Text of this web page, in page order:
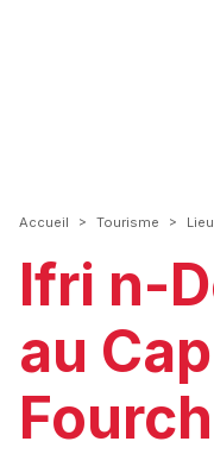
Accueil > Tourisme >
Ifri n-
au